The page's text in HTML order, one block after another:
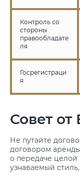
Контроль со
стороны
правообладате
ля
Госрегистраци
я
Совет
Не путайте
договором
о передаче целой
узнаваемый